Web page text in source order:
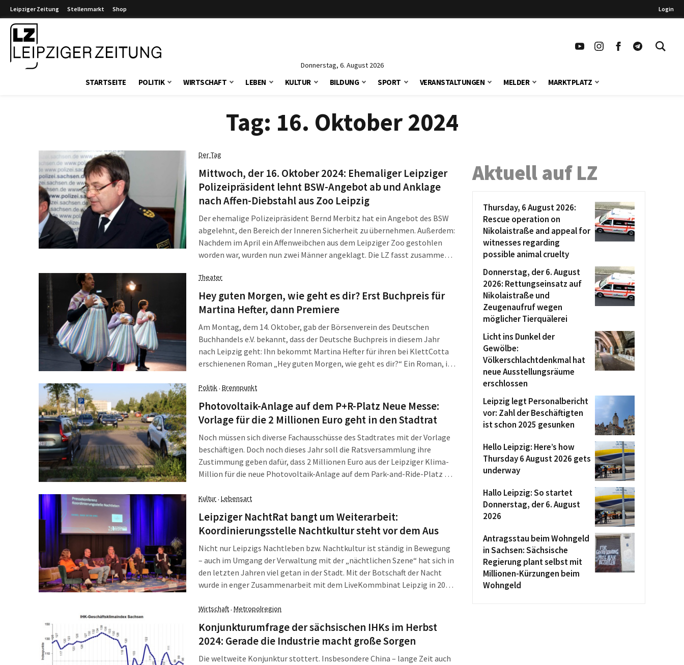
Leipziger Zeitung Stellenmarkt Shop Login
Donnerstag, 6. August 2026
STARTSEITE POLITIK WIRTSCHAFT LEBEN KULTUR BILDUNG SPORT VERANSTALTUNGEN MELDER MARKTPLATZ
Tag: 16. Oktober 2024
Der Tag
Mittwoch, der 16. Oktober 2024: Ehemaliger Leipziger
Polizeipräsident lehnt BSW-Angebot ab und Anklage
nach Affen-Diebstahl aus Zoo Leipzig
Der ehemalige Polizeipräsident Bernd Merbitz hat ein Angebot des BSW
abgelehnt, den Bereich der Inneren Sicherheit zu übernehmen. Außerdem:
Nachdem im April ein Affenweibchen aus dem Leipziger Zoo gestohlen
worden war, wurden nun zwei Männer angeklagt. Die LZ fasst zusammen,
hinaus wichtig war. […]
Theater
Hey guten Morgen, wie geht es dir? Erst Buchpreis für
Martina Hefter, dann Premiere
Am Montag, dem 14. Oktober, gab der Börsenverein des Deutschen
Buchhandels e.V. bekannt, dass der Deutsche Buchpreis in diesem Jahr
nach Leipzig geht: Ihn bekommt Martina Hefter für ihren bei KlettCotta
erschienenen Roman „Hey guten Morgen, wie geht es dir?“ Ein Roman, in
Überraschung […]
Politik· Brennpunkt
Photovoltaik-Anlage auf dem P+R-Platz Neue Messe:
Vorlage für die 2 Millionen Euro geht in den Stadtrat
Noch müssen sich diverse Fachausschüsse des Stadtrates mit der Vorlage
beschäftigen. Doch noch dieses Jahr soll die Ratsversammlung ihre
Zustimmung geben dafür, dass 2 Millionen Euro aus der Leipziger Klima-
Million für die neue Photovoltaik-Anlage auf dem Park-and-Ride-Platz an
gebaut werden. Das Referat Nachhaltige Entwicklung […]
Kultur· Lebensart
Leipziger NachtRat bangt um Weiterarbeit:
Koordinierungsstelle Nachtkultur steht vor dem Aus
Nicht nur Leipzigs Nachtleben bzw. Nachtkultur ist ständig in Bewegung
– auch im Umgang der Verwaltung mit der „nächtlichen Szene“ hat sich in
den letzten Jahren viel getan in der Stadt. Mit der Botschaft der Nacht
wurde in enger Zusammenarbeit mit dem LiveKommbinat Leipzig in 2020
Wirtschaft· Metropolregion
Konjunkturumfrage der sächsischen IHKs im Herbst
2024: Gerade die Industrie macht große Sorgen
Die weltweite Konjunktur stottert. Insbesondere China – lange Zeit auch
Aktuell auf LZ
Thursday, 6 August 2026:
Rescue operation on
Nikolaistraße and appeal for
witnesses regarding
possible animal cruelty
Donnerstag, der 6. August
2026: Rettungseinsatz auf
Nikolaistraße und
Zeugenaufruf wegen
möglicher Tierquälerei
Licht ins Dunkel der
Gewölbe:
Völkerschlachtdenkmal hat
neue Ausstellungsräume
erschlossen
Leipzig legt Personalbericht
vor: Zahl der Beschäftigten
ist schon 2025 gesunken
Hello Leipzig: Here’s how
Thursday 6 August 2026 gets
underway
Hallo Leipzig: So startet
Donnerstag, der 6. August
2026
Antragsstau beim Wohngeld
in Sachsen: Sächsische
Regierung plant selbst mit
Millionen-Kürzungen beim
Wohngeld